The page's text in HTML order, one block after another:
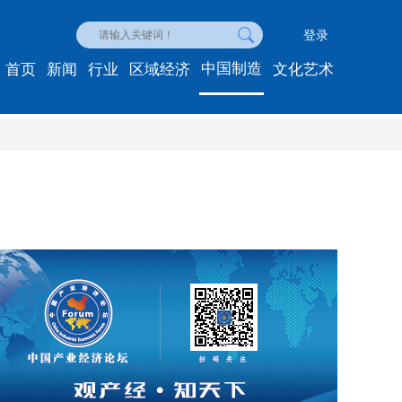
登录
首页 新闻 行业 区域经济 中国制造 文化艺术